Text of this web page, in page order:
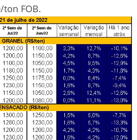
ton FOB.